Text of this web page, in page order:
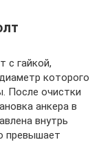
с гайкой,
которого
После очистки
анкера в
внутрь
превышает